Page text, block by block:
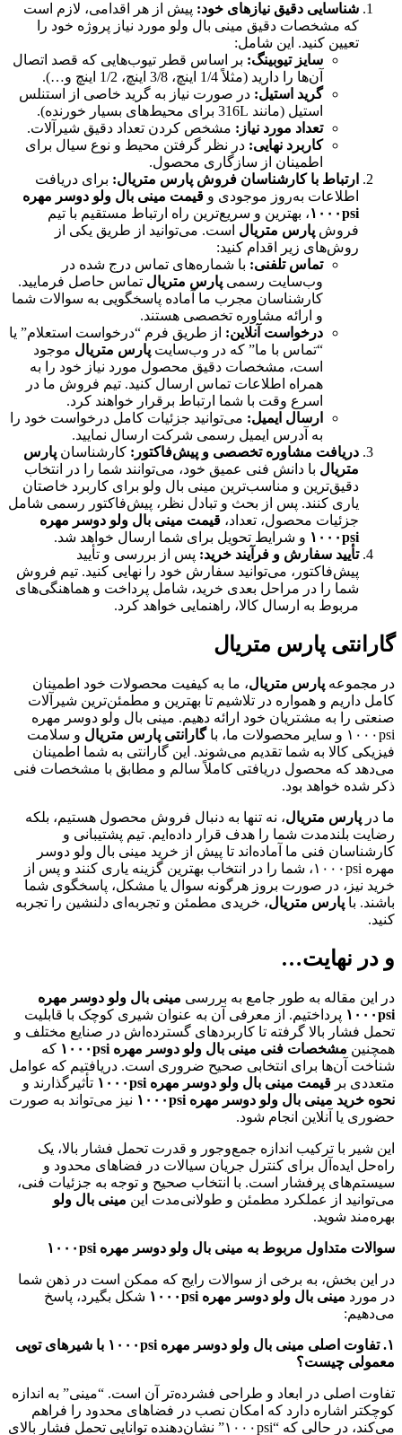
شناسایی دقیق نیازهای خود: پیش از هر اقدامی، لازم است
که مشخصات دقیق مینی بال ولو مورد نیاز پروژه خود را
تعیین کنید. این شامل:
سایز تیوبینگ: بر اساس قطر تیوب‌هایی که قصد اتصال
آن‌ها را دارید (مثلاً 1/4 اینچ، 3/8 اینچ، 1/2 اینچ و…).
گرید استیل: در صورت نیاز به گرید خاصی از استنلس
استیل (مانند 316L برای محیط‌های بسیار خورنده).
تعداد مورد نیاز: مشخص کردن تعداد دقیق شیرآلات.
کاربرد نهایی: در نظر گرفتن محیط و نوع سیال برای
اطمینان از سازگاری محصول.
ارتباط با کارشناسان فروش پارس متریال: برای دریافت
اطلاعات به‌روز موجودی و قیمت مینی بال ولو دوسر مهره
۱۰۰۰psi، بهترین و سریع‌ترین راه ارتباط مستقیم با تیم
فروش پارس متریال است. می‌توانید از طریق یکی از
روش‌های زیر اقدام کنید:
تماس تلفنی: با شماره‌های تماس درج شده در
وب‌سایت رسمی پارس متریال تماس حاصل فرمایید.
کارشناسان مجرب ما آماده پاسخگویی به سوالات شما
و ارائه مشاوره تخصصی هستند.
درخواست آنلاین: از طریق فرم “درخواست استعلام” یا
“تماس با ما” که در وب‌سایت پارس متریال موجود
است، مشخصات دقیق محصول مورد نیاز خود را به
همراه اطلاعات تماس ارسال کنید. تیم فروش ما در
اسرع وقت با شما ارتباط برقرار خواهند کرد.
ارسال ایمیل: می‌توانید جزئیات کامل درخواست خود را
به آدرس ایمیل رسمی شرکت ارسال نمایید.
دریافت مشاوره تخصصی و پیش‌فاکتور: کارشناسان پارس
متریال با دانش فنی عمیق خود، می‌توانند شما را در انتخاب
دقیق‌ترین و مناسب‌ترین مینی بال ولو برای کاربرد خاصتان
یاری کنند. پس از بحث و تبادل نظر، پیش‌فاکتور رسمی شامل
جزئیات محصول، تعداد، قیمت مینی بال ولو دوسر مهره
۱۰۰۰psi و شرایط تحویل برای شما ارسال خواهد شد.
تأیید سفارش و فرآیند خرید: پس از بررسی و تأیید
پیش‌فاکتور، می‌توانید سفارش خود را نهایی کنید. تیم فروش
شما را در مراحل بعدی خرید، شامل پرداخت و هماهنگی‌های
مربوط به ارسال کالا، راهنمایی خواهد کرد.
گارانتی پارس متریال
در مجموعه پارس متریال، ما به کیفیت محصولات خود اطمینان
کامل داریم و همواره در تلاشیم تا بهترین و مطمئن‌ترین شیرآلات
صنعتی را به مشتریان خود ارائه دهیم. مینی بال ولو دوسر مهره
۱۰۰۰psi و سایر محصولات ما، با
گارانتی پارس متریال و سلامت
فیزیکی کالا به شما تقدیم می‌شوند. این گارانتی به شما اطمینان
می‌دهد که محصول دریافتی کاملاً سالم و مطابق با مشخصات فنی
ذکر شده خواهد بود.
ما در پارس متریال، نه تنها به دنبال فروش محصول هستیم، بلکه
رضایت بلندمدت شما را هدف قرار داده‌ایم. تیم پشتیبانی و
کارشناسان فنی ما آماده‌اند تا پیش از خرید مینی بال ولو دوسر
مهره ۱۰۰۰psi، شما را در انتخاب بهترین گزینه یاری کنند و پس از
خرید نیز، در صورت بروز هرگونه سوال یا مشکل، پاسخگوی شما
باشند. با پارس متریال، خریدی مطمئن و تجربه‌ای دلنشین را تجربه
کنید.
و در نهایت…
در این مقاله به طور جامع به بررسی مینی بال ولو دوسر مهره
۱۰۰۰psi
پرداختیم. از معرفی آن به عنوان شیری کوچک با قابلیت
تحمل فشار بالا گرفته تا کاربردهای گسترده‌اش در صنایع مختلف و
همچنین مشخصات فنی مینی بال ولو دوسر مهره ۱۰۰۰psi
که
شناخت آن‌ها برای انتخابی صحیح ضروری است. دریافتیم که عوامل
متعددی بر قیمت مینی بال ولو دوسر مهره ۱۰۰۰psi
تأثیرگذارند و
نحوه خرید مینی بال ولو دوسر مهره
۱۰۰۰psi
نیز می‌تواند به صورت
حضوری یا آنلاین انجام شود.
این شیر با ترکیب اندازه جمع‌وجور و قدرت تحمل فشار بالا، یک
راه‌حل ایده‌آل برای کنترل جریان سیالات در فضاهای محدود و
سیستم‌های پرفشار است. با انتخاب صحیح و توجه به جزئیات فنی،
می‌توانید از عملکرد مطمئن و طولانی‌مدت این مینی بال ولو
بهره‌مند شوید.
سوالات متداول مربوط به مینی بال ولو دوسر مهره ۱۰۰۰psi
در این بخش، به برخی از سوالات رایج که ممکن است در ذهن شما
در مورد مینی بال ولو دوسر مهره ۱۰۰۰psi
شکل بگیرد، پاسخ
می‌دهیم:
۱.تفاوت اصلی مینی بال ولو دوسر مهره ۱۰۰۰psi
با شیرهای توپی
معمولی چیست؟
تفاوت اصلی در ابعاد و طراحی فشرده‌تر آن است. “مینی” به اندازه
کوچکتر اشاره دارد که امکان نصب در فضاهای محدود را فراهم
می‌کند، در حالی که “۱۰۰۰psi” نشان‌دهنده توانایی تحمل فشار بالای